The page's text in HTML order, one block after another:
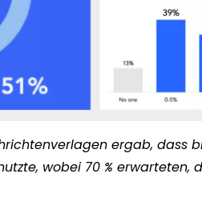
ergab, dass
wobei 70 % erwarteten,